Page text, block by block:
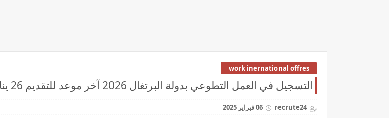
work inernational offres
التسجيل في العمل التطوعي بدولة البرتغال 2026 آخر موعد للتقديم 26 يناير 2026.
recrute24 06 فبراير 2025